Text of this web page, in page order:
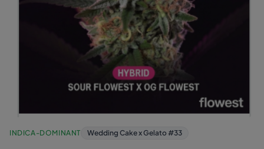
INDICA-DOMINANT Wedding Cake x Gelato #33